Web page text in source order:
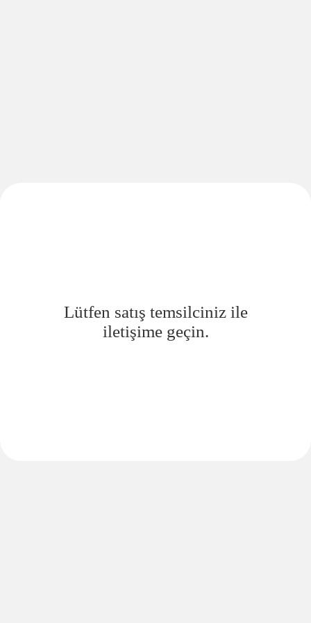
Lütfen satış temsilciniz ile
iletişime geçin.